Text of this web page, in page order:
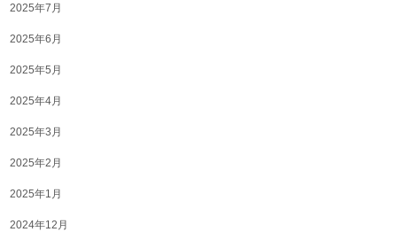
2025年7月
2025年6月
2025年5月
2025年4月
2025年3月
2025年2月
2025年1月
2024年12月